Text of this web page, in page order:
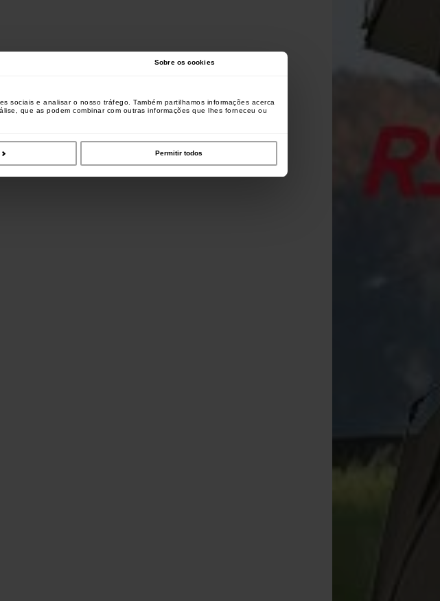
Sobre os cookies
sociais e analisar o nosso tráfego. Também partilhamos informações acerca
que as podem combinar com outras informações que lhes forneceu ou
Permitir todos